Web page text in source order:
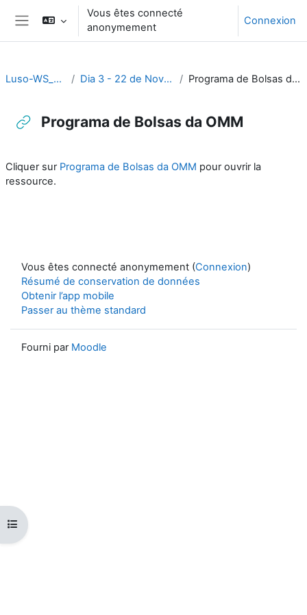
Passer au contenu principal
Panneau latéral
Vous êtes connecté
anonymement
Connexion
Ouvrir l’index du cours
Luso-WS_2023 Dia 3 - 22 de Novembro Programa de Bolsas da OMM
Programa de Bolsas da OMM
Cliquer sur Programa de Bolsas da OMM pour ouvrir la
ressource.
Vous êtes connecté anonymement (Connexion)
Résumé de conservation de données
Obtenir l’app mobile
Passer au thème standard
Fourni par Moodle